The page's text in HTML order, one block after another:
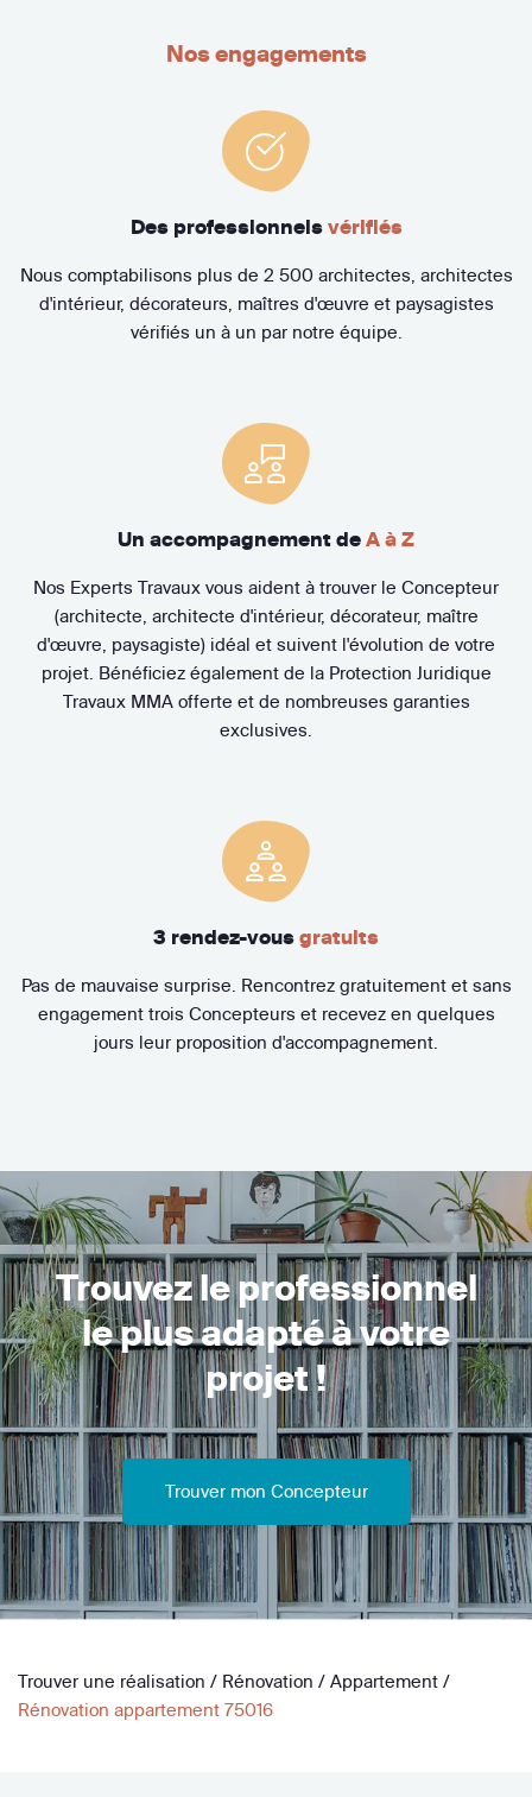
Nos engagements
Des professionnels vérifiés
Nous comptabilisons plus de 2 500 architectes, architectes
d'intérieur, décorateurs, maîtres d'œuvre et paysagistes
vérifiés un à un par notre équipe.
Un accompagnement de A à Z
Nos Experts Travaux vous aident à trouver le Concepteur
(architecte, architecte d'intérieur, décorateur, maître
d'œuvre, paysagiste) idéal et suivent l'évolution de votre
projet. Bénéficiez également de la Protection Juridique
Travaux MMA offerte et de nombreuses garanties
exclusives.
3 rendez-vous gratuits
Pas de mauvaise surprise. Rencontrez gratuitement et sans
engagement trois Concepteurs et recevez en quelques
jours leur proposition d'accompagnement.
Trouvez le professionnel
le plus adapté à votre
projet !
Trouver mon Concepteur
Trouver une réalisation / Rénovation / Appartement /
Rénovation appartement 75016